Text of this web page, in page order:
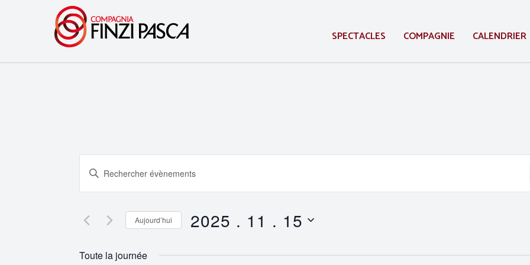
SPECTACLES COMPAGNIE CALENDRIER
Recherche
et
navigation
vues
Saisir
Rechercher
Évènements
mot-
Aujourd’hui 2025 . 11 . 15
Toute la journée